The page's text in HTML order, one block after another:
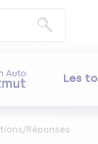
Les
Réponses